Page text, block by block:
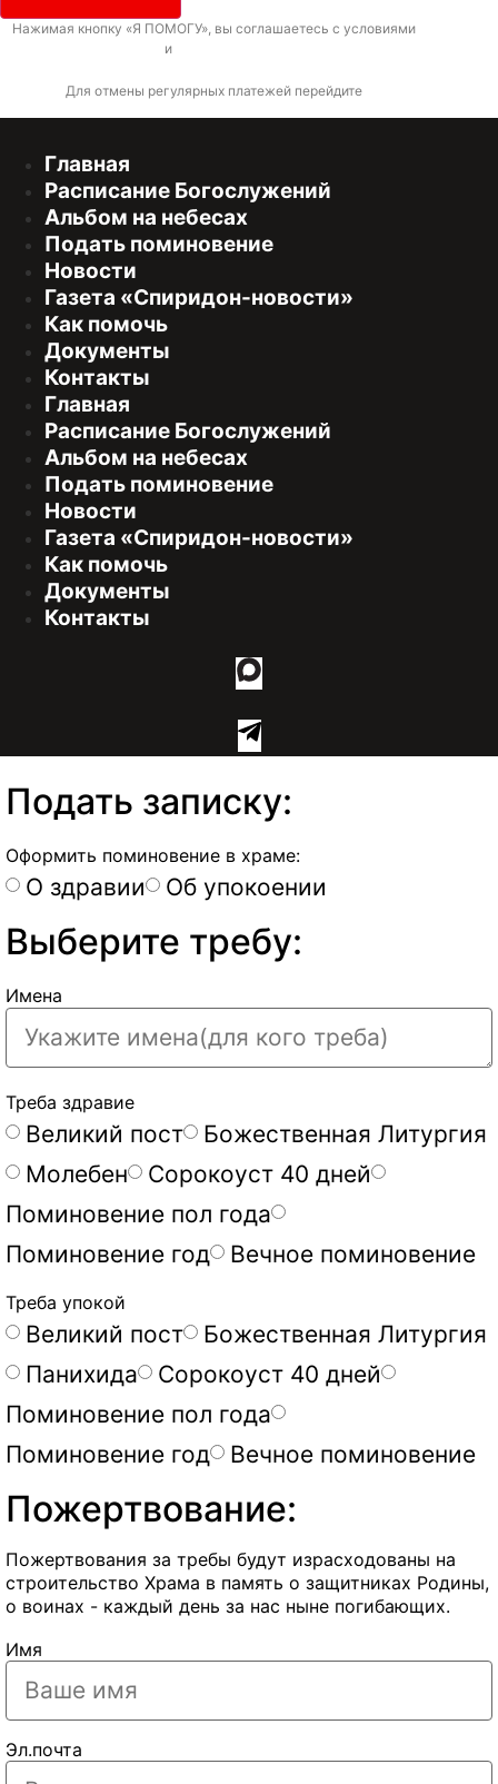
Нажимая кнопку «Я ПОМОГУ», вы соглашаетесь с условиями
и
Для отмены регулярных платежей перейдите
Главная
Расписание Богослужений
Альбом на небесах
Подать поминовение
Новости
Газета «Спиридон-новости»
Как помочь
Документы
Контакты
Главная
Расписание Богослужений
Альбом на небесах
Подать поминовение
Новости
Газета «Спиридон-новости»
Как помочь
Документы
Контакты
Подать записку:
Оформить поминовение в храме:
О здравии Об упокоении
Выберите требу:
Имена
Треба здравие
Великий пост
Божественная Литургия
Молебен
Сорокоуст 40 дней
Поминовение пол года
Поминовение год
Вечное поминовение
Треба упокой
Великий пост
Божественная Литургия
Панихида
Сорокоуст 40 дней
Поминовение пол года
Поминовение год
Вечное поминовение
Пожертвование:
Пожертвования за требы будут израсходованы на
строительство Храма в память о защитниках Родины,
о воинах - каждый день за нас ныне погибающих.
Имя
Эл.почта